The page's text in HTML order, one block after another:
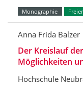
Monographie Freier
Anna Frida Balzer
Der Kreislauf
Möglichkeiten
Hochschule